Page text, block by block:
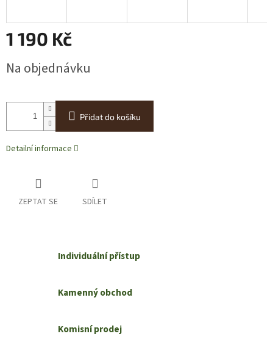
1 190 Kč
cena:
Na objednávku
Přidat do košíku
Detailní informace
ZEPTAT SE SDÍLET
Individuální přístup
Kamenný obchod
Komisní prodej